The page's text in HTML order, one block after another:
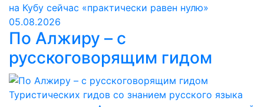
на Кубу сейчас «практически равен нулю»
05.08.2026
По Алжиру – с
русскоговорящим гидом
Туристических гидов со знанием русского языка